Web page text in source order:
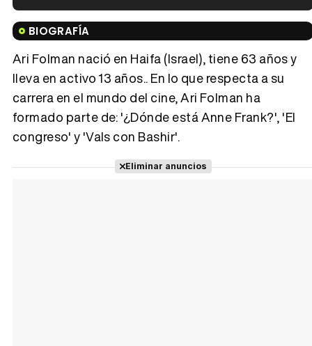
Tráiler en español de 'La isla olvidada'
BIOGRAFÍA
Ari Folman nació en Haifa (Israel), tiene 63 años y
lleva en activo 13 años.. En lo que respecta a su
carrera en el mundo del cine, Ari Folman ha
formado parte de: '¿Dónde está Anne Frank?', 'El
congreso' y 'Vals con Bashir'.
Eliminar anuncios